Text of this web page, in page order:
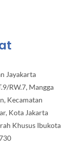
Jayakarta
RW.7, Mangga
Kecamatan
Kota Jakarta
Khusus Ibukota